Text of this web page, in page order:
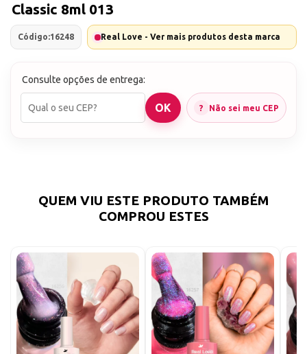
Classic 8ml 013
Código:16248 Real Love - Ver mais produtos desta marca
Consulte opções de entrega:
Não sei meu CEP
QUEM VIU ESTE PRODUTO TAMBÉM
COMPROU ESTES